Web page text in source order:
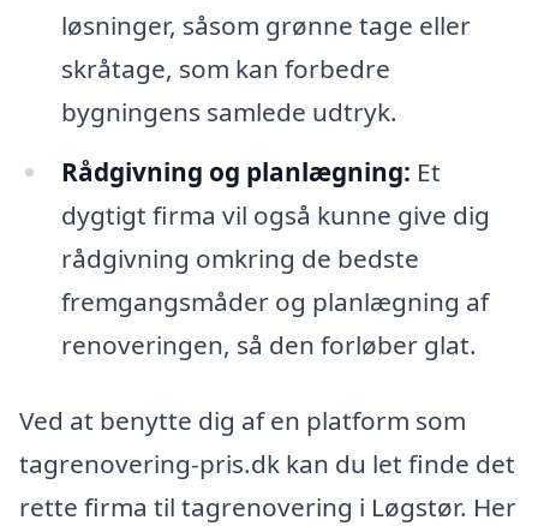
løsninger, såsom grønne tage eller
skråtage, som kan forbedre
bygningens samlede udtryk.
Rådgivning og planlægning: Et
dygtigt firma vil også kunne give dig
rådgivning omkring de bedste
fremgangsmåder og planlægning af
renoveringen, så den forløber glat.
Ved at benytte dig af en platform som
tagrenovering-pris.dk kan du let finde det
rette firma til tagrenovering i Løgstør. Her